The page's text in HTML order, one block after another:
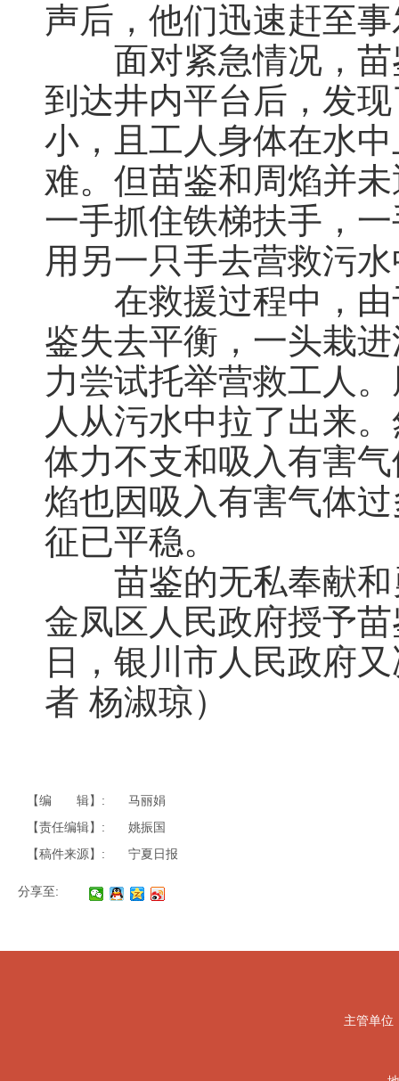
声后，他们迅速赶至
面对紧急情况，苗
到达井内平台后，发
小，且工人身体在水
难。但苗鉴和周焰并
一手抓住铁梯扶手，
用另一只手去营救污
在救援过程中，由
鉴失去平衡，一头栽
力尝试托举营救工人
人从污水中拉了出来
体力不支和吸入有害
焰也因吸入有害气体
征已平稳。
苗鉴的无私奉献和
金凤区人民政府授予
日，银川市人民政府
者 杨淑琼）
【编 辑】:
马丽娟
【责任编辑】:
姚振国
【稿件来源】:
宁夏日报
分享至:
主管单位